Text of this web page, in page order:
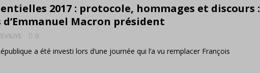
2017 : protocole, hommages et discours :
Macron président
0
a été investi lors d’une journée qui l’a vu remplacer François